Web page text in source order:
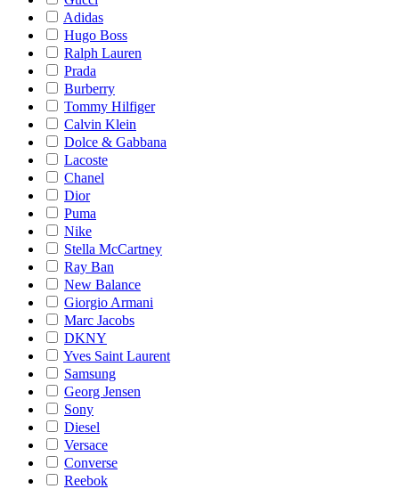
Adidas
Hugo Boss
Ralph Lauren
Prada
Burberry
Tommy Hilfiger
Calvin Klein
Dolce & Gabbana
Lacoste
Chanel
Dior
Puma
Nike
Stella McCartney
Ray Ban
New Balance
Giorgio Armani
Marc Jacobs
DKNY
Yves Saint Laurent
Samsung
Georg Jensen
Sony
Diesel
Versace
Converse
Reebok